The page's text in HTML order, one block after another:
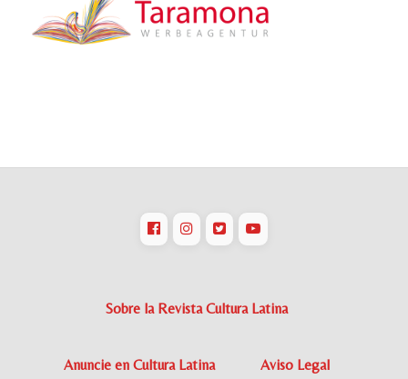
Sobre la Revista Cultura Latina
Anuncie en Cultura Latina Aviso Legal